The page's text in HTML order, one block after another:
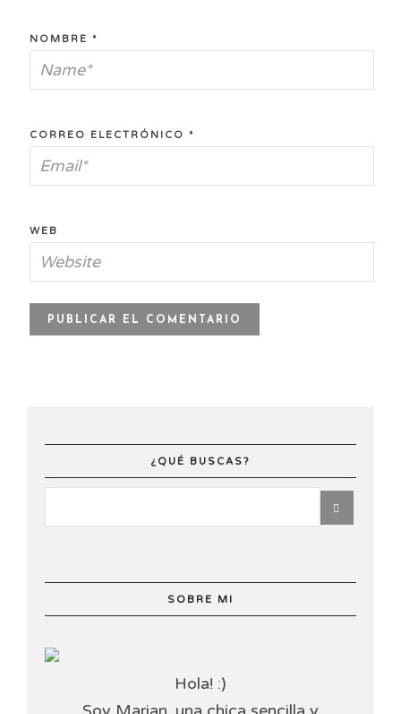
NOMBRE *
CORREO ELECTRÓNICO *
WEB
¿QUÉ BUSCAS?
SOBRE MI
Hola! :)